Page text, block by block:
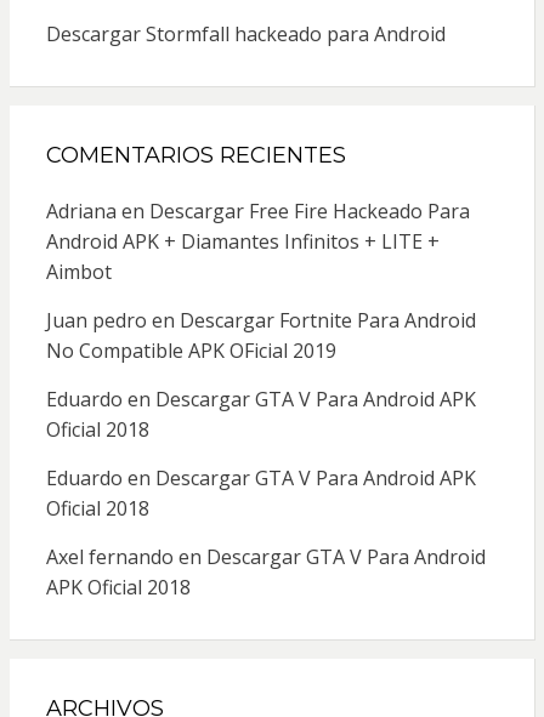
Descargar Stormfall hackeado para Android
COMENTARIOS RECIENTES
Adriana en Descargar Free Fire Hackeado Para
Android APK + Diamantes Infinitos + LITE +
Aimbot
Juan pedro en Descargar Fortnite Para Android
No Compatible APK OFicial 2019
Eduardo en Descargar GTA V Para Android APK
Oficial 2018
Eduardo en Descargar GTA V Para Android APK
Oficial 2018
Axel fernando en Descargar GTA V Para Android
APK Oficial 2018
ARCHIVOS